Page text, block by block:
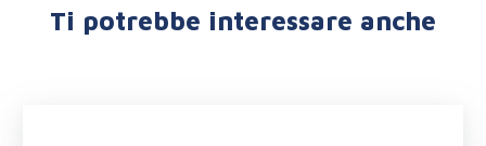
Ti potrebbe interessare anche